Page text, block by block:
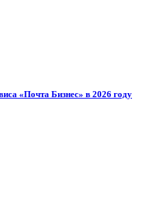
«Почта Бизнес» в 2026 году